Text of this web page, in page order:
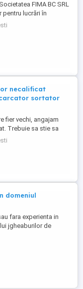
FIMA BC SRL
pentru lucrări în
Cerințe: *
de dulgherie
Seriozitate și
necalificat
sortator
fier vechi, angajam
Trebuie sa stie sa
materialele
Aluminiu, Zamac,
Zona Pucheni -
domeniul
fara experienta in
jgheaburilor de
la inaltime!!!! Salariul
plus bonusuri.